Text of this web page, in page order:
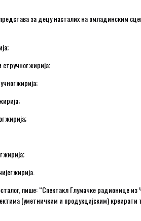
за децу насталих на омладинским
жирија;
жирија;
жирија;
жирија;
жирија.
пише: “Спектакл Глумачке радионице
(уметничким и продукцијским)